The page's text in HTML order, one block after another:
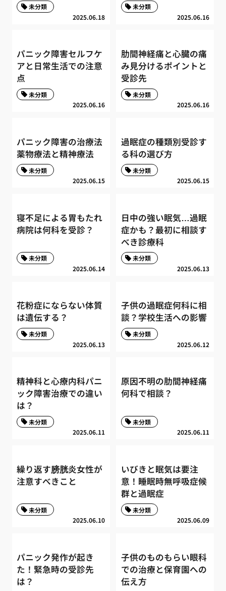
2025.06.18
未分類
2025.06.16
未分類
パニック障害セルフケ
アと日常生活での注意
点
2025.06.16
未分類
肋間神経痛と心臓の痛
み見分けるポイントと
受診先
2025.06.16
未分類
パニック障害の治療法
薬物療法と精神療法
2025.06.15
未分類
過眠症の種類別受診す
る科の選び方
2025.06.15
未分類
寝不足による胃もたれ
病院は何科を受診？
2025.06.14
未分類
日中の強い眠気…過眠
症かも？最初に相談す
べき診療科
2025.06.13
未分類
花粉症にならない体質
は遺伝する？
2025.06.13
未分類
子供の過眠症何科に相
談？学校生活への影響
2025.06.12
未分類
精神科と心療内科パニ
ック障害治療での違い
は？
2025.06.11
未分類
原因不明の肋間神経痛
何科で相談？
2025.06.11
未分類
繰り返す膀胱炎女性が
注意すべきこと
2025.06.10
未分類
いびきと眠気は要注
意！睡眠時無呼吸症候
群と過眠症
2025.06.09
未分類
パニック発作が起き
た！緊急時の受診先
は？
子供のものもらい眼科
での治療と保育園への
伝え方